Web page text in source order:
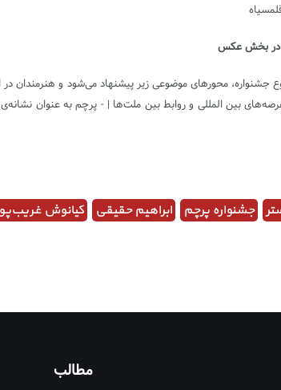
در بخش عکس
جشنواره، محورهای موضوعی زیر پیشنهاد می‌شود و هنرمندان
بین المللی و روابط بین ملت‌ها | - پرچم به عنوان
جشنواره پرچم ابراهیم حقیقی کیانوش
مطالب